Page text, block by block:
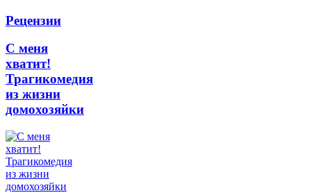
Рецензии
С меня
хватит!
Трагикомедия
из жизни
домохозяйки